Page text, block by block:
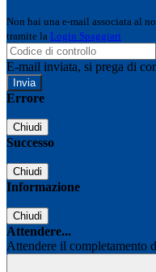
Non hai una e-mail associata al
tramite la Login Spaggiari
E-mail inviata, si prega di
Errore
Chiudi
Successo
Chiudi
Informazione
Chiudi
Attendere...
Attendere il completamento